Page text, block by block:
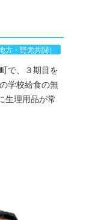
方・野党共闘）
で、３期目を
学校給食の無
生理用品が常